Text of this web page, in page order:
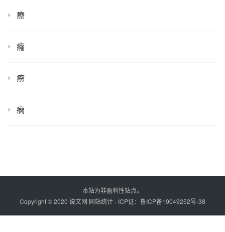
療
癃
癆
癇
本站为非盈利性站点。
Copyright © 2020 说文网 网站统计- ICP证： 鲁ICP备19049252号-38